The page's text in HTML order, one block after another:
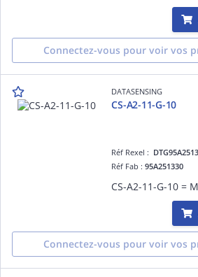
Connectez-vous pour voir vos
DATASENSING
CS-A2-11-G-10
Réf Rexel :
Réf Fab :95A251330
Connectez-vous pour voir vos